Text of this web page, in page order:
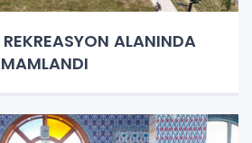
ALANINDA